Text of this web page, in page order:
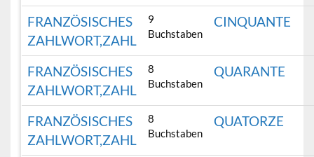
FRANZÖSISCHES
ZAHLWORT,ZAHL
9
Buchstaben
CINQUANTE
FRANZÖSISCHES
ZAHLWORT,ZAHL
8
Buchstaben
QUARANTE
FRANZÖSISCHES
ZAHLWORT,ZAHL
8
Buchstaben
QUATORZE